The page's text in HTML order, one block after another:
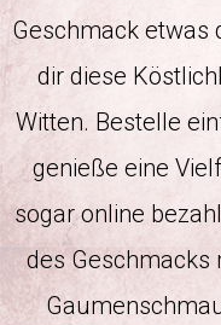
Geschmack etwas
dir diese
Witten. Bestelle
genieße eine
sogar online
des Geschmacks